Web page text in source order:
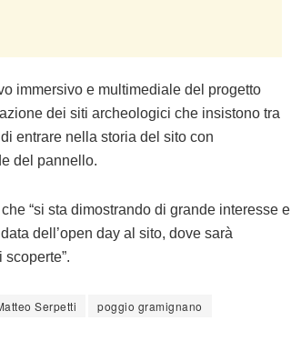
immersivo e multimediale del progetto
dei siti archeologici che insistono tra
entrare nella storia del sito con
del pannello.
“si sta dimostrando di grande interesse e
dell’open day al sito, dove sarà
Serpetti
poggio gramignano